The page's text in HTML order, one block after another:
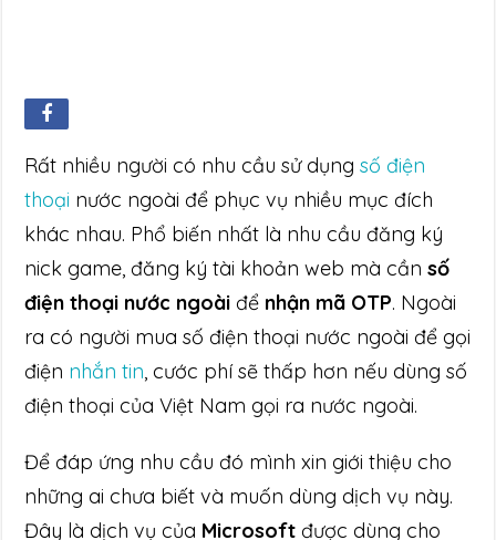
Rất nhiều người có nhu cầu sử dụngsố điện
thoại nước ngoài để phục vụ nhiều mục đích
khác nhau. Phổ biến nhất là nhu cầu đăng ký
nick game, đăng ký tài khoản web mà cầnsố
điện thoại nước ngoài để nhận mã OTP. Ngoài
ra có người mua số điện thoại nước ngoài để gọi
điện nhắn tin, cước phí sẽ thấp hơn nếu dùng số
điện thoại của Việt Nam gọi ra nước ngoài.
Để đáp ứng nhu cầu đó mình xin giới thiệu cho
những ai chưa biết và muốn dùng dịch vụ này.
Đây là dịch vụ của Microsoft được dùng cho